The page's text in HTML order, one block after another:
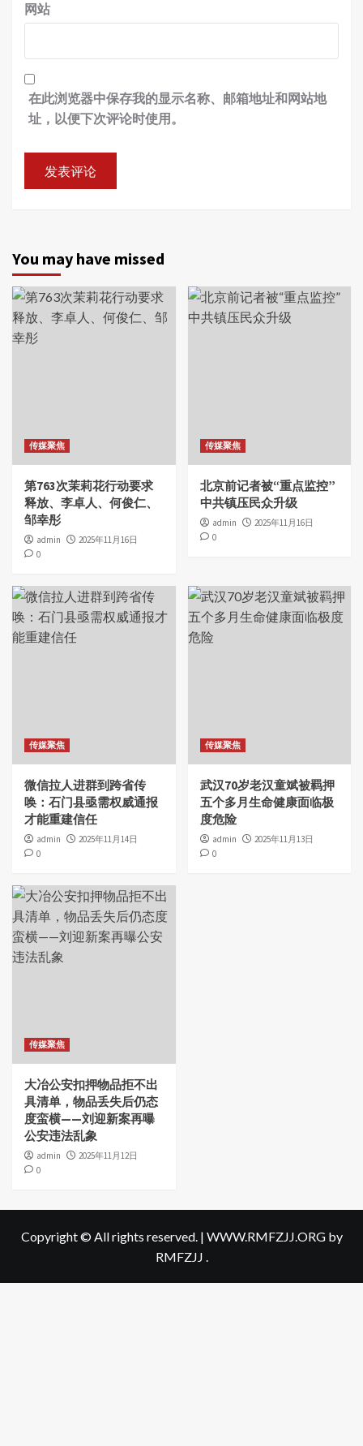
网站
在此浏览器中保存我的显示名称、邮箱地址和网站地
址，以便下次评论时使用。
You may have missed
传媒聚焦
第763次茉莉花行动要求
释放、李卓人、何俊仁、
邹幸彤
admin
2025年11月16日
0
传媒聚焦
北京前记者被“重点监控”
中共镇压民众升级
admin
2025年11月16日
0
传媒聚焦
微信拉人进群到跨省传
唤：石门县亟需权威通报
才能重建信任
admin
2025年11月14日
0
传媒聚焦
武汉70岁老汉童斌被羁押
五个多月生命健康面临极
度危险
admin
2025年11月13日
0
传媒聚焦
大冶公安扣押物品拒不出
具清单，物品丢失后仍态
度蛮横——刘迎新案再曝
公安违法乱象
admin
2025年11月12日
0
Copyright © All rights reserved. | WWW.RMFZJJ.ORGby
RMFZJJ .